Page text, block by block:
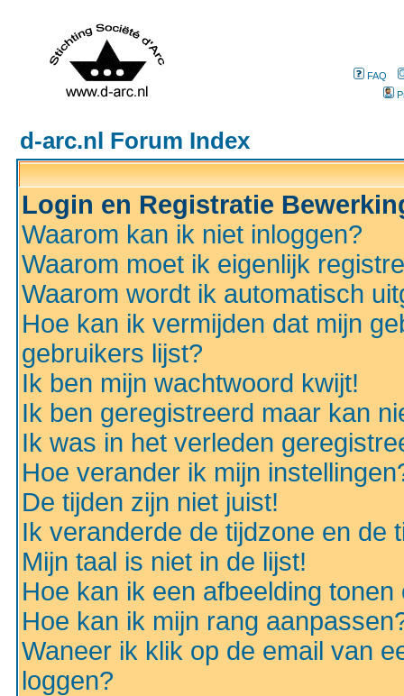
FAQ
d-arc.nl Forum Index
Login en Registratie
Waarom kan ik niet inloggen?
Waarom moet ik eigenlijk
Waarom wordt ik automatisch
Hoe kan ik vermijden dat mijn
gebruikers lijst?
Ik ben mijn wachtwoord kwijt!
Ik ben geregistreerd maar kan
Ik was in het verleden
Hoe verander ik mijn
De tijden zijn niet juist!
Ik veranderde de tijdzone en de
Mijn taal is niet in de lijst!
Hoe kan ik een afbeelding
Hoe kan ik mijn rang
Waneer ik klik op de email van
loggen?